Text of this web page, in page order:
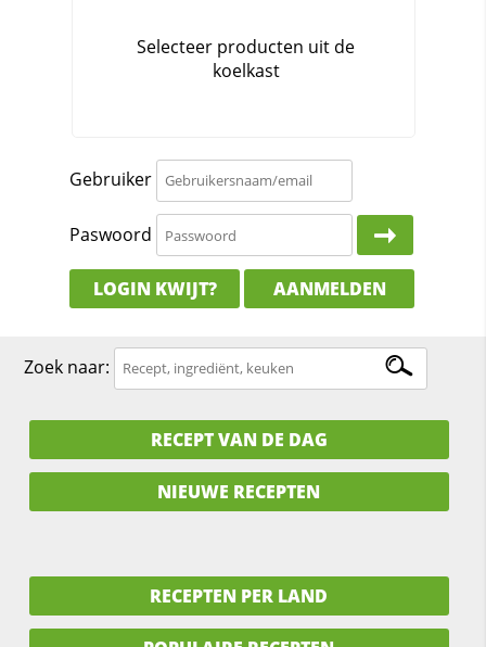
Gebruiker
Paswoord
LOGIN KWIJT? AANMELDEN
Zoek naar:
RECEPT VAN DE DAG
NIEUWE RECEPTEN
RECEPTEN PER LAND